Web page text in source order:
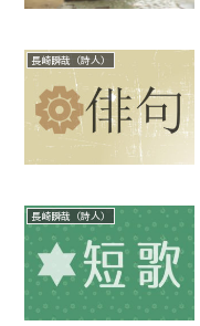
長崎瞬哉（詩人）
長崎瞬哉（詩人）